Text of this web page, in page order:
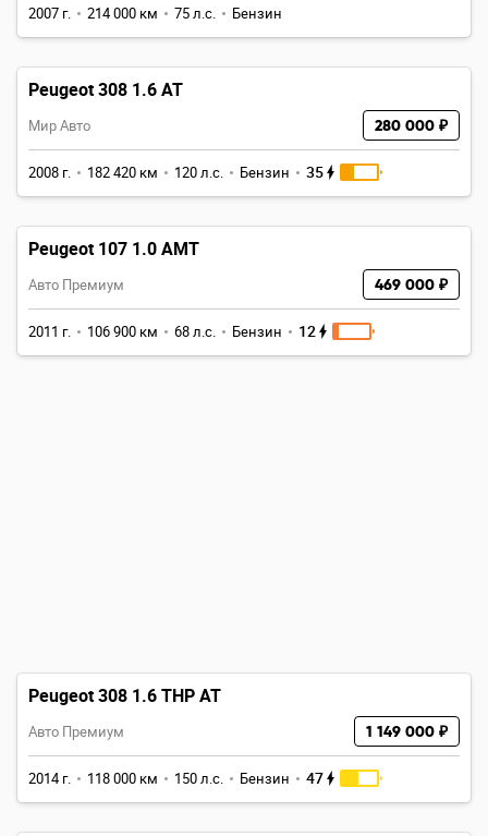
2007 г. 214 000 км 75 л.с. Бензин
Peugeot 308 1.6 AT
Мир Авто 280 000 ₽
2008 г. 182 420 км 120 л.с. Бензин 35
Peugeot 107 1.0 AMT
Авто Премиум 469 000 ₽
2011 г. 106 900 км 68 л.с. Бензин 12
Peugeot 308 1.6 THP AT
Авто Премиум 1 149 000 ₽
2014 г. 118 000 км 150 л.с. Бензин 47